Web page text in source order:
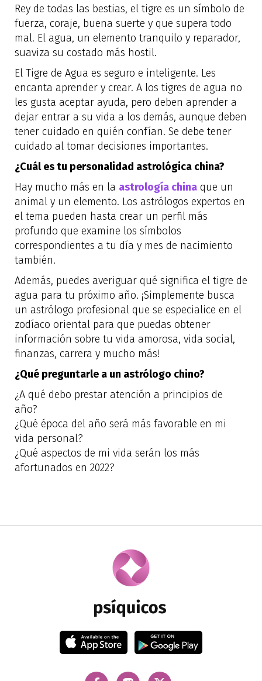
Rey de todas las bestias, el tigre es un símbolo de
fuerza, coraje, buena suerte y que supera todo
mal. El agua, un elemento tranquilo y reparador,
suaviza su costado más hostil.
El Tigre de Agua es seguro e inteligente. Les
encanta aprender y crear. A los tigres de agua no
les gusta aceptar ayuda, pero deben aprender a
dejar entrar a su vida a los demás, aunque deben
tener cuidado en quién confían. Se debe tener
cuidado al tomar decisiones importantes.
¿Cuál es tu personalidad astrológica china?
Hay mucho más en la astrología china que un
animal y un elemento. Los astrólogos expertos en
el tema pueden hasta crear un perfil más
profundo que examine los símbolos
correspondientes a tu día y mes de nacimiento
también.
Además, puedes averiguar qué significa el tigre de
agua para tu próximo año. ¡Simplemente busca
un astrólogo profesional que se especialice en el
zodíaco oriental para que puedas obtener
información sobre tu vida amorosa, vida social,
finanzas, carrera y mucho más!
¿Qué preguntarle a un astrólogo chino?
¿A qué debo prestar atención a principios de
año?
¿Qué época del año será más favorable en mi
vida personal?
¿Qué aspectos de mi vida serán los más
afortunados en 2022?